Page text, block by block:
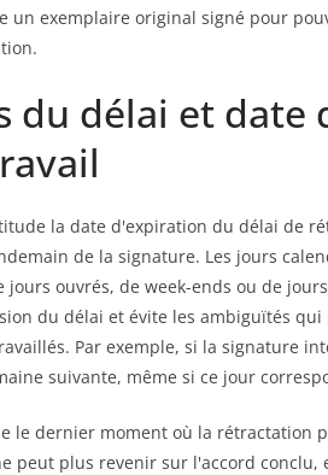
un exemplaire original signé pour
du délai et
la date d'expiration du délai de
de la signature. Les jours
ouvrés, de week-ends ou de
du délai et évite les ambiguïtés
Par exemple, si la signature
suivante, même si ce jour
le dernier moment où la rétractation
peut plus revenir sur l'accord